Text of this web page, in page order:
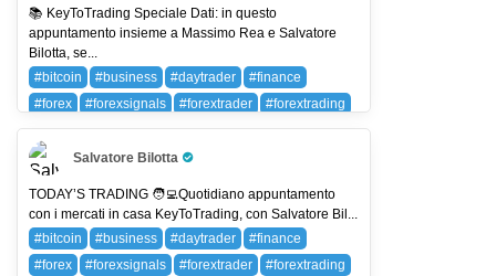
📚 KeyToTrading Speciale Dati: in questo
appuntamento insieme a Massimo Rea e Salvatore
Bilotta, se...
#bitcoin
#business #daytrader
#finance
#forex
#forexsignals #forextrader
#forextrading
#investing
#money #stockmarket
#trader
#trading
#wallstreet BTC (BITCOIN)
Salvatore Bilotta
Pro Trader
TODAY’S TRADING 🧑‍💻Quotidiano appuntamento
con i mercati in casa KeyToTrading, con Salvatore Bil...
#bitcoin
#business #daytrader
#finance
#forex
#forexsignals #forextrader #forextrading